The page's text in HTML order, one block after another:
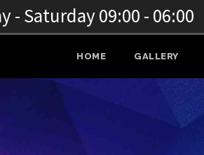
- Saturday 09:00 - 06:00
HOME GALLERY